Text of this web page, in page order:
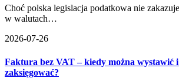
Choć polska legislacja podatkowa nie
w walutach…
2026-07-26
Faktura bez VAT – kiedy można wystawić
zaksięgować?